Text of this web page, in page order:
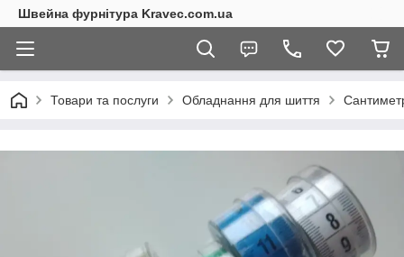
Швейна фурнітура Kravec.com.ua
Товари та послуги Обладнання для шиття